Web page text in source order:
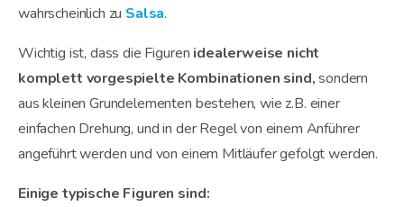
wahrscheinlich zu Salsa.
Wichtig ist, dass die Figuren idealerweise nicht
komplett vorgespielte Kombinationen sind,sondern
aus kleinen Grundelementen bestehen, wie z.B. einer
einfachen Drehung, und in der Regel von einem Anführer
angeführt werden und von einem Mitläufer gefolgt werden.
Einige typische Figuren sind: